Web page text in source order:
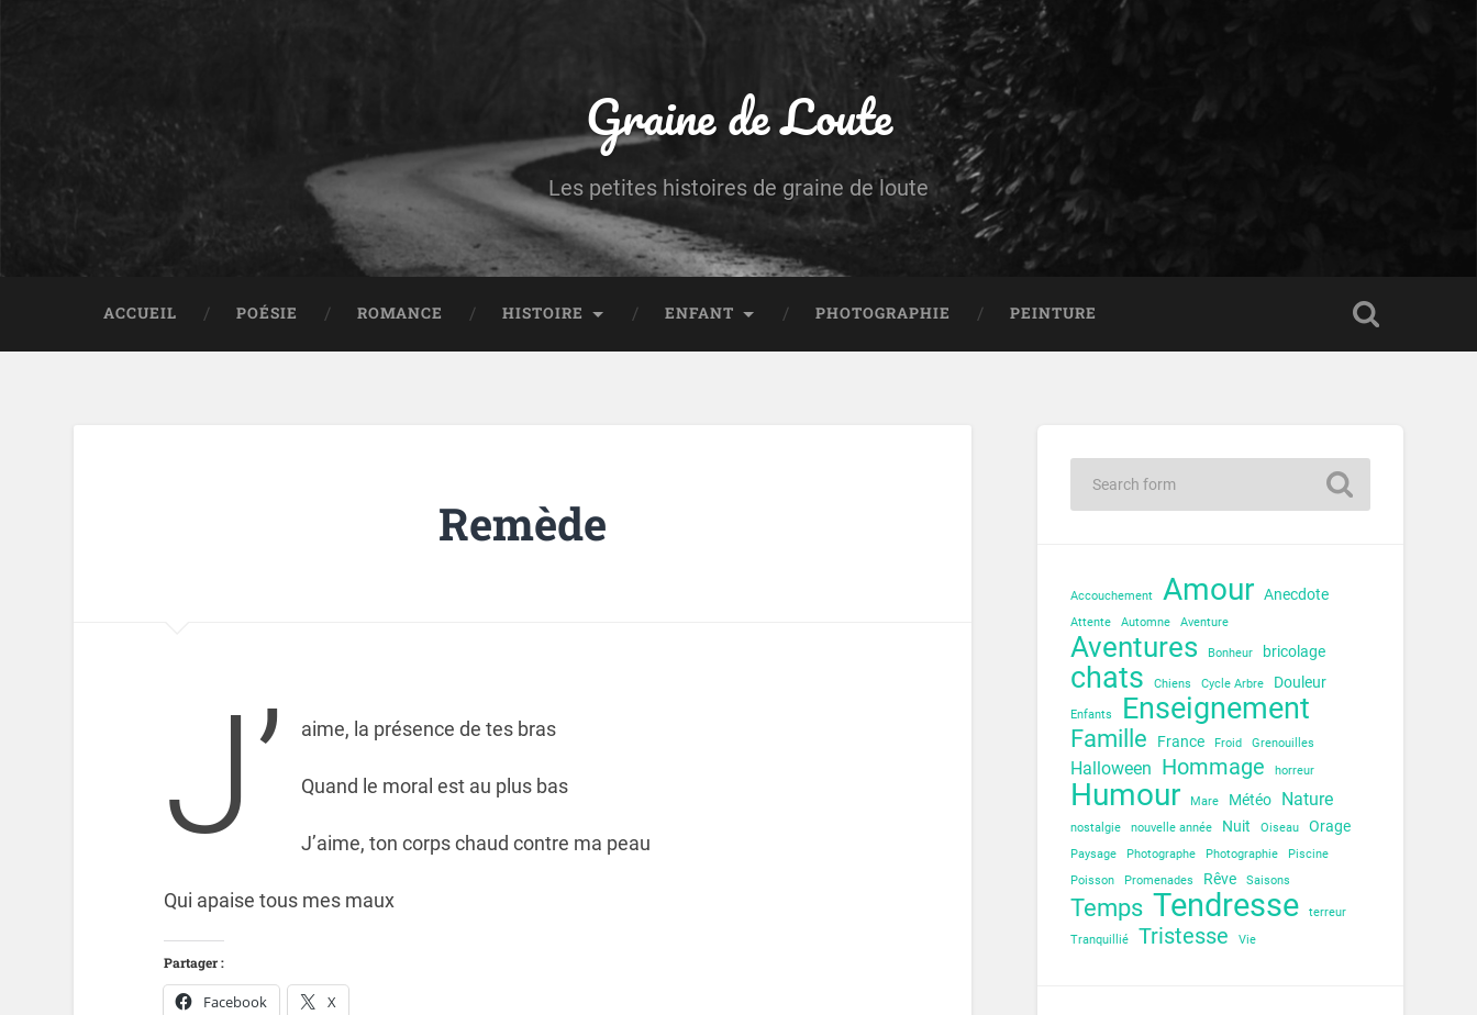
Graine de Loute
Les petites histoires de graine de loute
ACCUEIL POÉSIE ROMANCE HISTOIRE ENFANT PHOTOGRAPHIE PEINTURE
Remède
J’ aime, la présence de tes bras
Quand le moral est au plus bas
J’aime, ton corps chaud contre ma peau
Qui apaise tous mes maux
Partager :
Facebook X
Accouchement Amour Anecdote
Attente Automne Aventure
Aventures Bonheur bricolage
chats Chiens Cycle Arbre Douleur
Enfants Enseignement
Famille France Froid Grenouilles
Halloween Hommage horreur
Humour Mare Météo Nature
nostalgie nouvelle année Nuit Oiseau Orage
Paysage Photographe Photographie
Piscine
Poisson
Promenades Rêve Saisons
Temps Tendresse
terreur
Tranquillié
Tristesse Vie